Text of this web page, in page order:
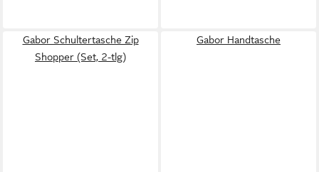
Gabor Schultertasche Zip
Shopper (Set, 2-tlg)
Gabor Handtasche